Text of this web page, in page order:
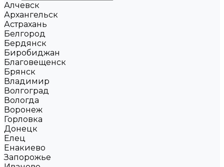
Алчевск
Архангельск
Астрахань
Белгород
Бердянск
Биробиджан
Благовещенск
Брянск
Владимир
Волгоград
Вологда
Воронеж
Горловка
Донецк
Елец
Енакиево
Запорожье